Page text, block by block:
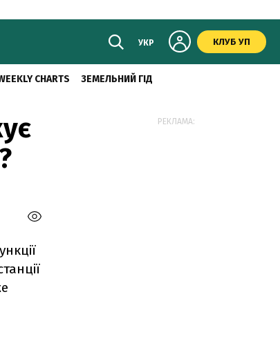
УКР КЛУБ УП
CHARTS ЗЕМЕЛЬНИЙ ГІД
РЕКЛАМА: